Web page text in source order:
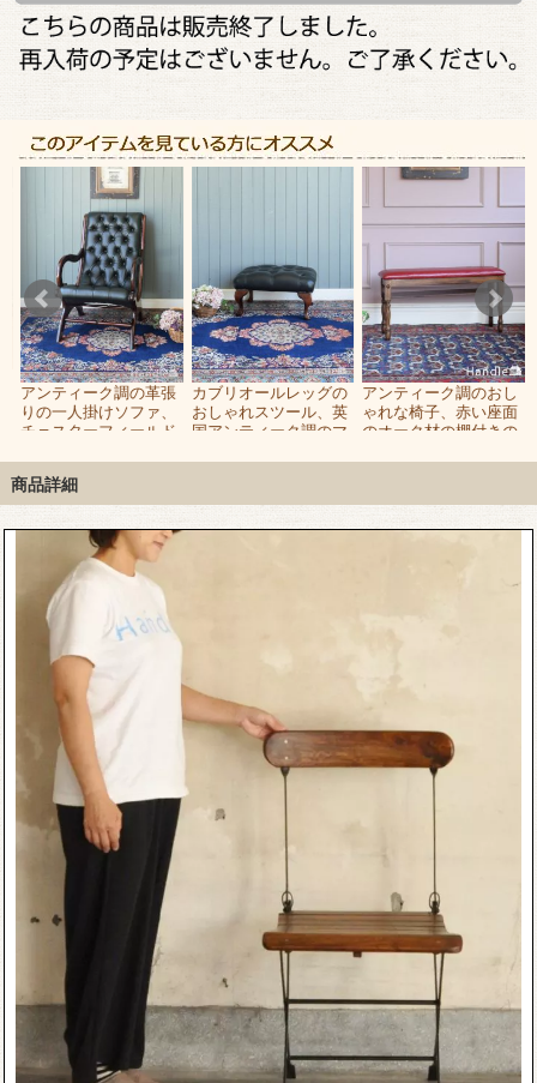
アンティーク調の革張
りの一人掛けソファ、
チェスターフィールド
カブリオールレッグの
おしゃれスツール、英
国アンティーク調のマ
アンティーク調のおし
ゃれな椅子、赤い座面
のオーク材の棚付きの
商品詳細